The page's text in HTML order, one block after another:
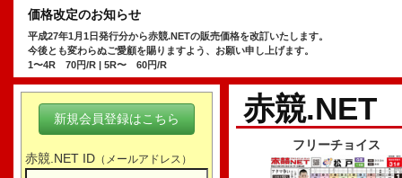
価格改定のお知らせ
平成27年1月1日発行分から赤競.NETの販売価格を改訂いたします。
今後とも変わらぬご愛顧を賜りますよう、お願い申し上げます。
1〜4R 70円/R | 5R〜 60円/R
新規会員登録はこちら
赤競.NET ID（メールアドレス）
赤競.NET
フリーチョイス